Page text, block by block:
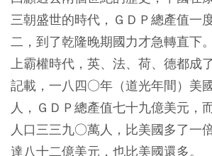
三朝盛世的時代，ＧＤＰ總產值一
二，到了乾隆晚期國力才急轉直下
上霸權時代，英、法、荷、德都成
記載，一八四○年（道光年間）美
人，ＧＤＰ總產值七十九億美元，
人口三三九○萬人，比美國多了一
達八十二億美元，也比美國還多。